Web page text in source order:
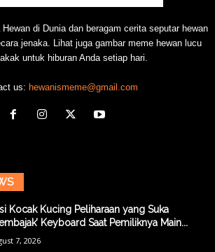
di Dunia dan beragam cerita seputar hewan
jenaka. Lihat juga gambar meme hewan lucu
untuk hiburan Anda setiap hari.
us: hewanismeme@gmail.com
Kocak Kucing Peliharaan yang Suka
Keyboard Saat Pemiliknya Main...
7, 2026